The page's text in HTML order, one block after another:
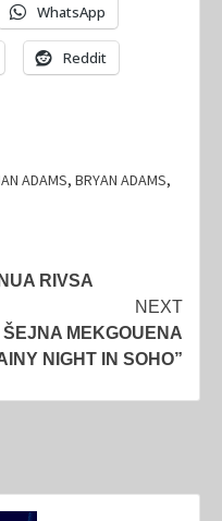
WhatsApp
Reddit
ADAMS, BRYAN ADAMS,
RIVSA
NEXT
MEKGOUENA
NIGHT IN SOHO”